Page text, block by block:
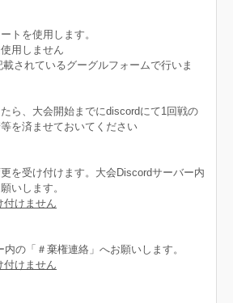
トを使用します。
用しません
されているグーグルフォームで行いま
ら、大会開始までにdiscordにて1回戦の
を済ませておいてください
を受け付けます。大会Discordサーバー内
いします。
付けません
内の「＃棄権連絡」へお願いします。
付けません